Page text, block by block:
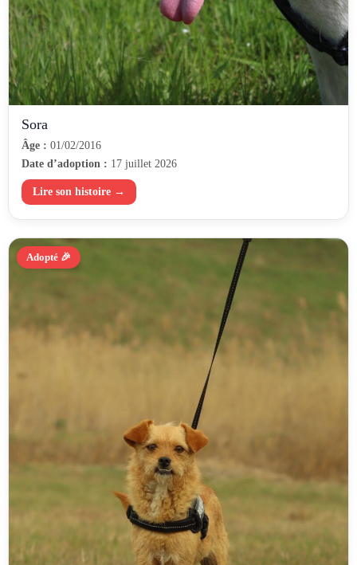
Sora
Âge : 01/02/2016
Date d’adoption : 17 juillet 2026
Lire son histoire →
Adopté 🎉